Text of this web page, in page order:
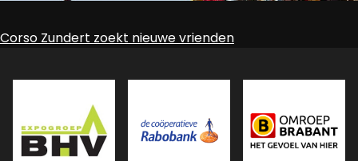
Bericht
Corso Zundert zoekt nieuwe vrienden